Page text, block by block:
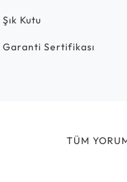
Şık Kutu
Garanti Sertifikası
TÜM